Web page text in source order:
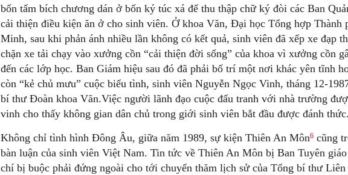
bốn tấm bích chương dán ở bốn ký túc xá để thu thập chữ ký đòi các Ban
cải thiện điều kiện ăn ở cho sinh viên. Ở khoa Văn, Đại học Tổng hợp Thành
Minh, sau khi phản ánh nhiều lần không có kết quả, sinh viên đã xếp xe đạp
chặn xe tải chạy vào xưởng cồn “cải thiện đời sống” của khoa vì xưởng cồn
đến các lớp học. Ban Giám hiệu sau đó đã phải bố trí một nơi khác yên tĩnh
còn “kẻ chủ mưu” cuộc biểu tình, sinh viên Nguyễn Ngọc Vinh, tháng 12-
bí thư Đoàn khoa Văn.Việc người lãnh đạo cuộc đấu tranh với nhà trường
vinh cho thấy không gian dân chủ trong giới sinh viên bắt đầu được đánh thức.
Không chỉ tình hình Đông Âu, giữa năm 1989, sự kiện Thiên An Môn6 cũng
bàn luận của sinh viên Việt Nam. Tin tức về Thiên An Môn bị Ban Tuyên
chí bị buộc phải đứng ngoài cho tới chuyến thăm lịch sử của Tổng bí thư